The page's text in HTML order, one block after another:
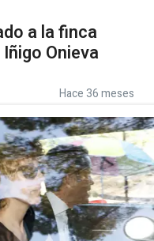
a la finca
Onieva
Hace 36 meses